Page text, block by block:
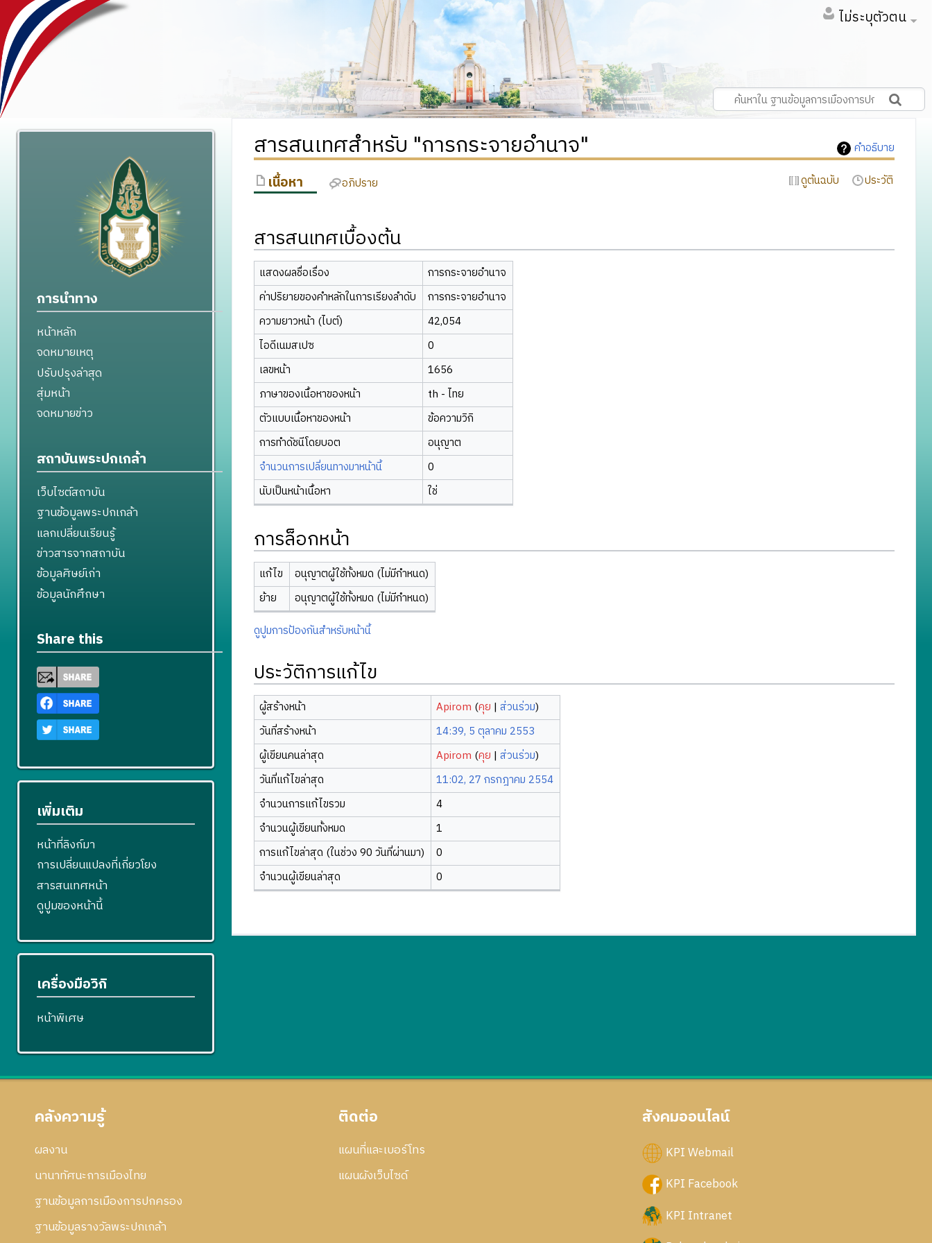
ไม่ระบุตัวตน
คำอธิบาย
สารสนเทศสำหรับ "การกระจายอำนาจ"
เนื้อหา อภิปราย ดูต้นฉบับ ประวัติ
สารสนเทศเบื้องต้น
แสดงผลชื่อเรื่อง
การกระจายอำนาจ
ค่าปริยายของคำหลักในการเรียงลำดับ
การกระจายอำนาจ
ความยาวหน้า (ไบต์)
42,054
ไอดีเนมสเปซ
0
เลขหน้า
1656
ภาษาของเนื้อหาของหน้า
th - ไทย
ตัวแบบเนื้อหาของหน้า
ข้อความวิกิ
การทำดัชนีโดยบอต
อนุญาต
จำนวนการเปลี่ยนทางมาหน้านี้
0
นับเป็นหน้าเนื้อหา
ใช่
การล็อกหน้า
แก้ไข
อนุญาตผู้ใช้ทั้งหมด (ไม่มีกำหนด)
ย้าย
อนุญาตผู้ใช้ทั้งหมด (ไม่มีกำหนด)
ดูปูมการป้องกันสำหรับหน้านี้
ประวัติการแก้ไข
ผู้สร้างหน้า Apirom (คุย |ส่วนร่วม)
วันที่สร้างหน้า
14:39, 5 ตุลาคม 2553
ผู้เขียนคนล่าสุด
Apirom (คุย |ส่วนร่วม)
วันที่แก้ไขล่าสุด
11:02, 27 กรกฎาคม 2554
จำนวนการแก้ไขรวม
4
จำนวนผู้เขียนทั้งหมด
1
การแก้ไขล่าสุด (ในช่วง 90 วันที่ผ่านมา)
0
จำนวนผู้เขียนล่าสุด
0
การนำทาง
หน้าหลัก
จดหมายเหตุ
ปรับปรุงล่าสุด
สุ่มหน้า
จดหมายข่าว
สถาบันพระปกเกล้า
เว็บไซต์สถาบัน
ฐานข้อมูลพระปกเกล้า
แลกเปลี่ยนเรียนรู้
ข่าวสารจากสถาบัน
ข้อมูลศิษย์เก่า
ข้อมูลนักศึกษา
Share this
เพิ่มเติม
หน้าที่ลิงก์มา
การเปลี่ยนแปลงที่เกี่ยวโยง
สารสนเทศหน้า
ดูปูมของหน้านี้
เครื่องมือวิกิ
หน้าพิเศษ
คลังความรู้
ผลงาน
นานาทัศนะการเมืองไทย
ฐานข้อมูลการเมืองการปกครอง
ฐานข้อมูลรางวัลพระปกเกล้า
ติดต่อ
แผนที่และเบอร์โทร
แผนผังเว็บไซด์
สังคมออนไลน์
KPI Webmail
KPI Facebook
KPI Intranet